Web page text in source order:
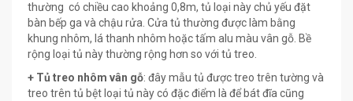
thường có chiều cao khoảng 0,8m, tủ loại này chủ yếu đặt
bàn bếp ga và chậu rửa. Cửa tủ thường được làm bằng
khung nhôm, lá thanh nhôm hoặc tấm alu màu vân gỗ. Bề
rộng loại tủ này thường rộng hơn so với tủ treo.
+ Tủ treo nhôm vân gỗ: đây mẫu tủ được treo trên tường và
treo trên tủ bệt loại tủ này có đặc điểm là để bát đĩa cũng